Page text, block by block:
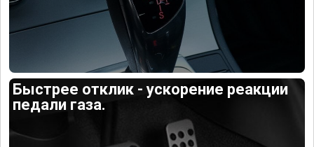
Быстрее отклик - ускорение реакции
педали газа.